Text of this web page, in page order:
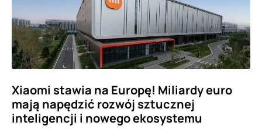
Xiaomi stawia na Europę! Miliardy euro
mają napędzić rozwój sztucznej
inteligencji i nowego ekosystemu